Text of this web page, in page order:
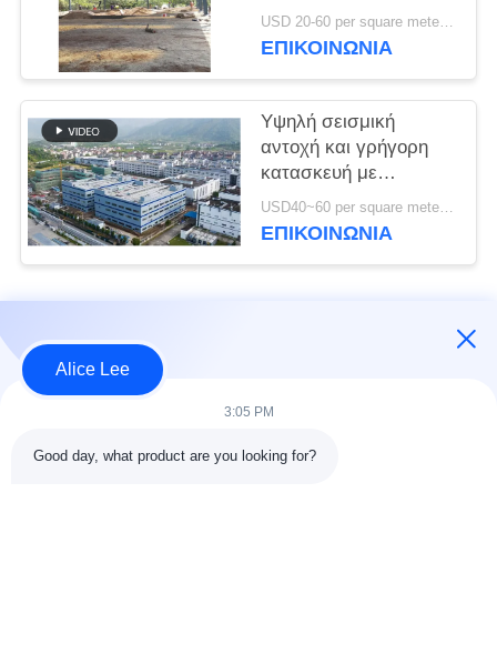
πλαισίου πύλης
κατασκευή
Μπενίν
USD 20-60 per square meter MOQ:1000 Τετραγωνικά μέτρα
ΕΠΙΚΟΙΝΩΝΙΑ
Υψηλή σεισμική
αντοχή και γρήγορη
κατασκευή με
ανθεκτική ατσάλινη
δομή αποθήκη για τις
USD40~60 per square meter MOQ:1000 τετραγωνικά μέτρα
ΕΠΙΚΟΙΝΩΝΙΑ
Όλα
κατασκευή δομών
Alice Lee
3:05 PM
Good day, what product are you looking for?